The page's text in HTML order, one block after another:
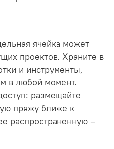
ячейка может
проектов. Храните в
и инструменты,
в любой момент.
размещайте
пряжу ближе к
распространенную –